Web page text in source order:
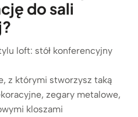
do sali
loft: stół konferencyjny
z którymi stworzysz taką
zegary metalowe,
kloszami